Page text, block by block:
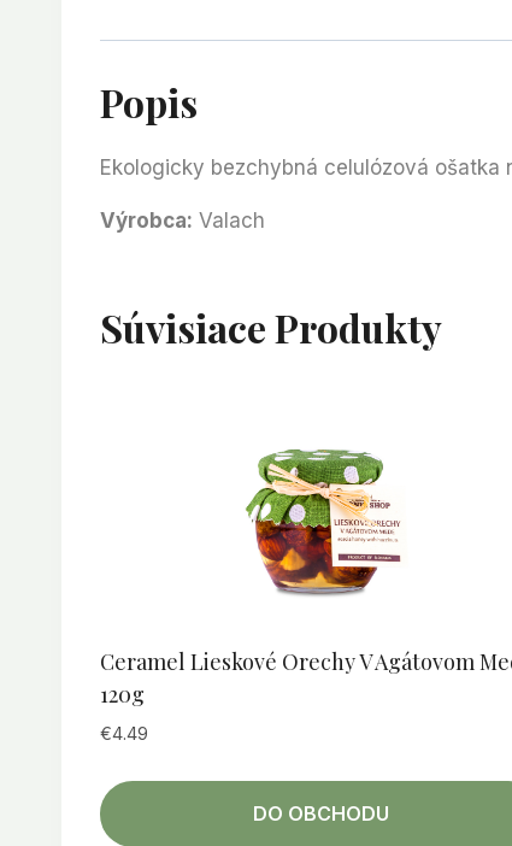
Popis
Ekologicky bezchybná celulózová ošatka
Výrobca: Valach
Súvisiace Produkty
Ceramel Lieskové Orechy V Agátovom
120g
€4.49
DO OBCHODU